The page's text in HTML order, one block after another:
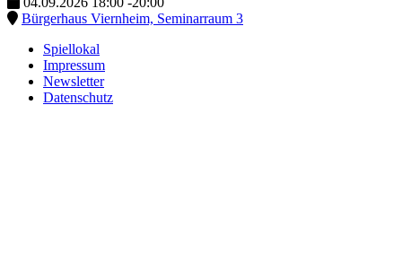
Bürgerhaus Viernheim, Seminarraum 3
Spiellokal
Impressum
Newsletter
Datenschutz